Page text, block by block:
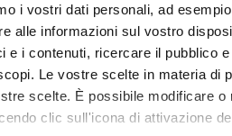
i vostri dati personali, ad
alle informazioni sul vostro
e i contenuti, ricercare il pubblico
Le vostre scelte in materia di
scelte. È possibile modificare
clic sull'icona di attivazione
Associate
INVOLVED IN THE PROJECT